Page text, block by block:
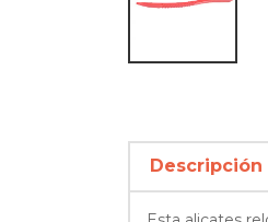
Descripción